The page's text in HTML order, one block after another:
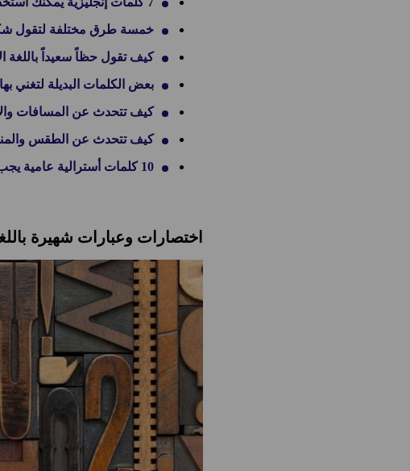
خمسة طرق مختلفة لتقول شكراً
كيف تقول حظاً سعيداً باللغة
بعض الكلمات البديلة لتغني بها
كيف تتحدث عن المسافات
كيف تتحدث عن الطقس والمناخ
10 كلمات أسترالية عامية يجب أن تعرفها
اختصارات وعبارات شهيرة